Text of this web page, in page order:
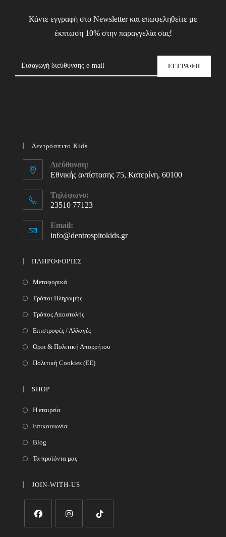
Κάντε εγγραφή στο Newsletter και επωφεληθείτε με
έκπτωση 10% στην παραγγελία σας!
ΕΓΓΡΑΦΗ
Δεντρόσπιτο Kids
Διεύθυνση:
Εθνικής αντίστασης 75, Κατερίνη, 60100
Τηλέφωνο:
23510 77123
in
your
Email:
info@dentrospitokids.grOpens
ΠΛΗΡΟΦΟΡΙΕΣ
Μεταφορικά
Τρόποι Πληρωμής
Τρόπος Αποστολής
Επιστροφές / Αλλαγές
Όροι & Πολιτική Απορρήτου
Πολιτική Cookies (ΕΕ)
SHOP
Η εταιρεία
Επικοινωνία
Blog
Τα προϊόντα μας
JOIN-WITH-US